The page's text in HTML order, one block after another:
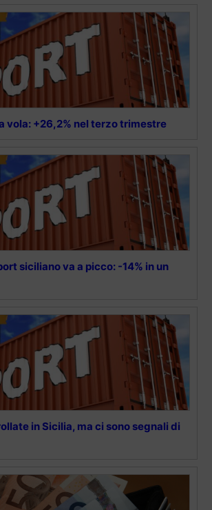
vola: +26,2% nel terzo trimestre
siciliano va a picco: -14% in un
in Sicilia, ma ci sono segnali di